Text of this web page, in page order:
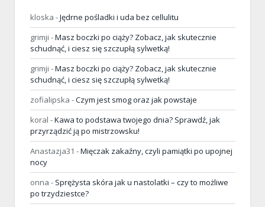
kloska -Jędrne pośladki i uda bez cellulitu
grimji -Masz boczki po ciąży? Zobacz, jak skutecznie
schudnąć, i ciesz się szczupłą sylwetką!
grimji -Masz boczki po ciąży? Zobacz, jak skutecznie
schudnąć, i ciesz się szczupłą sylwetką!
zofialipska -Czym jest smog oraz jak powstaje
koral -Kawa to podstawa twojego dnia? Sprawdź, jak
przyrządzić ją po mistrzowsku!
Anastazja31 -Mięczak zakaźny, czyli pamiątki po upojnej
nocy
onna - Sprężysta skóra jak u nastolatki – czy to możliwe
po trzydziestce?